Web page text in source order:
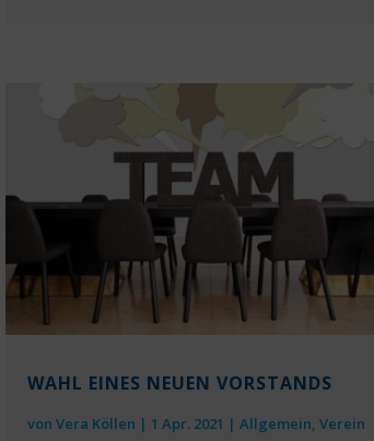
WAHL EINES NEUEN VORSTANDS
von Vera Köllen | 1 Apr. 2021 | Allgemein, Verein